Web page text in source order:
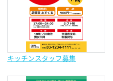
キッチンスタッフ募集